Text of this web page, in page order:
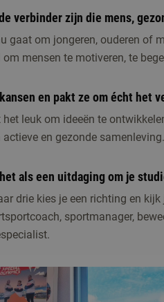
verbinder zijn die mens,
gaat om jongeren, ouderen of
mensen te motiveren, te
en pakt ze om écht het
leuk om ideeën te
actieve en gezonde samenleving.
als een uitdaging om je
drie kies je een richting en
sportmanager,